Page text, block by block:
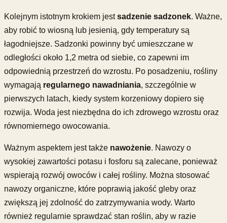
Kolejnym istotnym krokiem jestsadzenie sadzonek. Ważne,
aby robić to wiosną lub jesienią, gdy temperatury są
łagodniejsze. Sadzonki powinny być umieszczane w
odległości około 1,2 metra od siebie, co zapewni im
odpowiednią przestrzeń do wzrostu. Po posadzeniu, rośliny
wymagają regularnego nawadniania, szczególnie w
pierwszych latach, kiedy system korzeniowy dopiero się
rozwija. Woda jest niezbędna do ich zdrowego wzrostu oraz
równomiernego owocowania.
Ważnym aspektem jest także nawożenie. Nawozy o
wysokiej zawartości potasu i fosforu są zalecane, ponieważ
wspierają rozwój owoców i całej rośliny. Można stosować
nawozy organiczne, które poprawią jakość gleby oraz
zwiększą jej zdolność do zatrzymywania wody. Warto
również regularnie sprawdzać stan roślin, aby w razie